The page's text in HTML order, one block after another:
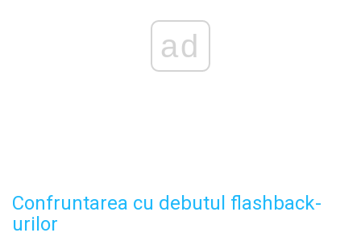
ad
Confruntarea cu debutul flashback-
urilor